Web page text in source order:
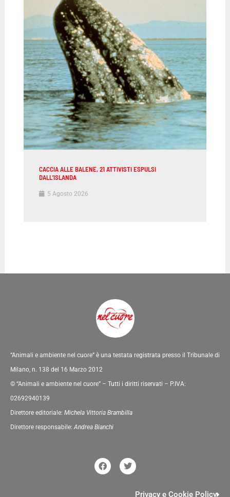
CACCIA ALLE BALENE, 21 ATTIVISTI ESPULSI
DALL’ISLANDA
5 Agosto 2026
“Animali e ambiente nel cuore” è una testata registrata presso il Tribunale di
Milano, n. 138 del 16 Marzo 2012
© “Animali e ambiente nel cuore” – Tutti i diritti riservati – P.IVA:
02692940139
Direttore editoriale: Michela Vittoria Brambilla
Direttore responsabile:Andrea Bianchi
F
a
c
T
w
i
Privacy e Cookie Policy